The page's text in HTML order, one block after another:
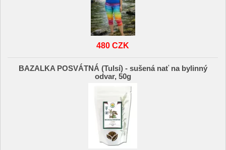
480 CZK
BAZALKA POSVÁTNÁ (Tulsí) - sušená nať na bylinný
odvar, 50g